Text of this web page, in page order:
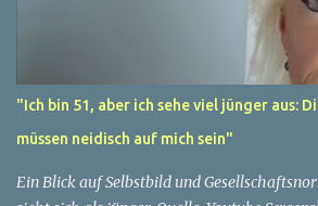
e
n
"Ich bin 51, aber ich sehe viel jünger aus:
müssen neidisch auf mich sein"
Ein Blick auf Selbstbild und